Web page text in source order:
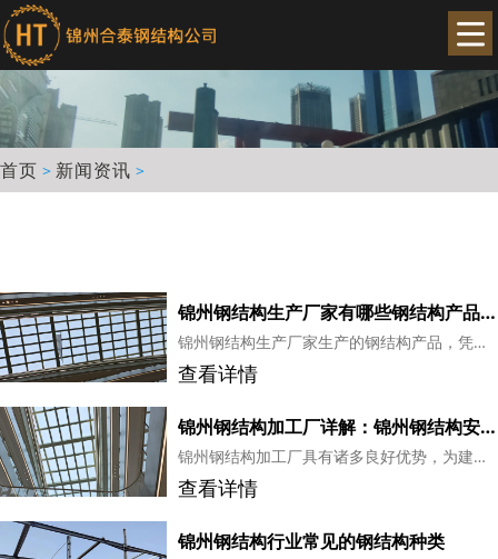
首页 > 新闻资讯 >
锦州钢结构生产厂家有哪些钢结构产品应用场景
锦州钢结构生产厂家生产的钢结构产品，凭借其优良的性能和广泛的应用场景，在我国基础设施建设、城市发展中发挥着重要作用。在今后的发展中，钢结构行业将继续拓展应用领域，为我国经济社会发展贡献力量。...
查看详情
锦州钢结构加工厂详解：锦州钢结构安装优势
锦州钢结构加工厂具有诸多良好优势，为建筑行业带来了诸多便利。在未来的建筑市场中，钢结构建筑将继续发挥其独特的优势，为我国建筑事业的发展贡献力量。...
查看详情
锦州钢结构行业常见的钢结构种类